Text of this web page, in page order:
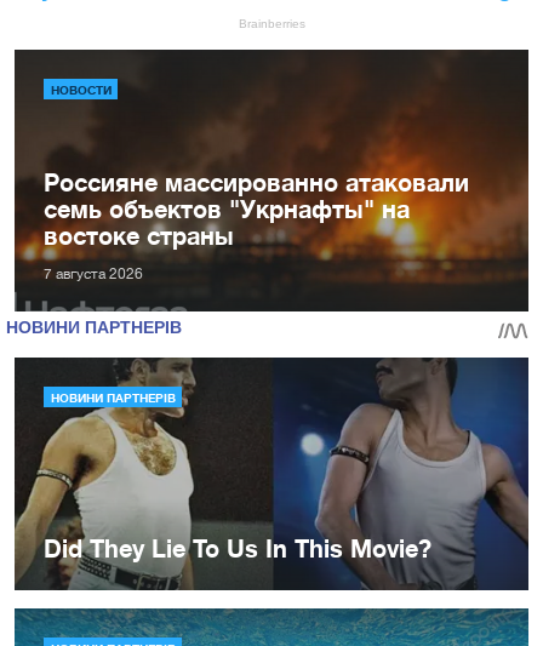
НОВОСТИ
Россияне массированно атаковали
семь объектов "Укрнафты" на
востоке страны
7 августа 2026